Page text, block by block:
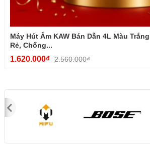
Máy Hút Ẩm KAW Bán Dẫn 4L Màu
Rẻ, Chống...
1.620.000₫ 2.560.000₫